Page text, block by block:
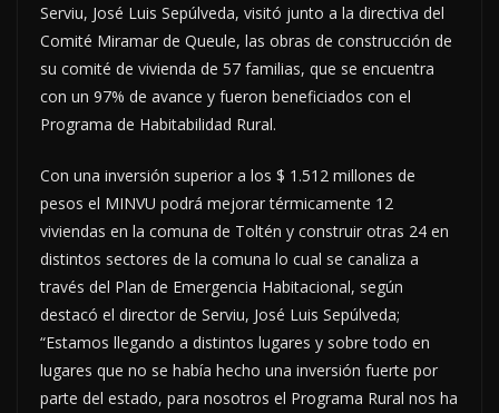
Serviu, José Luis Sepúlveda, visitó junto a la directiva del
Comité Miramar de Queule, las obras de construcción de
su comité de vivienda de 57 familias, que se encuentra
con un 97% de avance y fueron beneficiados con el
Programa de Habitabilidad Rural.
Con una inversión superior a los $ 1.512 millones de
pesos el MINVU podrá mejorar térmicamente 12
viviendas en la comuna de Toltén y construir otras 24 en
distintos sectores de la comuna lo cual se canaliza a
través del Plan de Emergencia Habitacional, según
destacó el director de Serviu, José Luis Sepúlveda;
“Estamos llegando a distintos lugares y sobre todo en
lugares que no se había hecho una inversión fuerte por
parte del estado, para nosotros el Programa Rural nos ha